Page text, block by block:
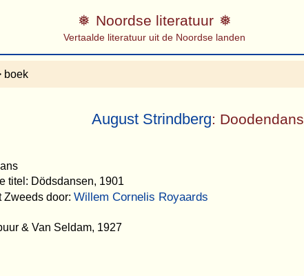
Noordse literatuur
Vertaalde literatuur uit de Noordse landen
boek
August Strindberg: Doodendans
titel: Dödsdansen, 1901
Zweeds door: Willem Cornelis Royaards
& Van Seldam, 1927